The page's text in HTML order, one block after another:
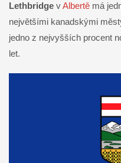
Lethbridge vAlbertě má
největšími kanadskými
jedno z nejvyšších procent
let.